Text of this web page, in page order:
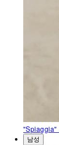
"Spiaggia"
남성